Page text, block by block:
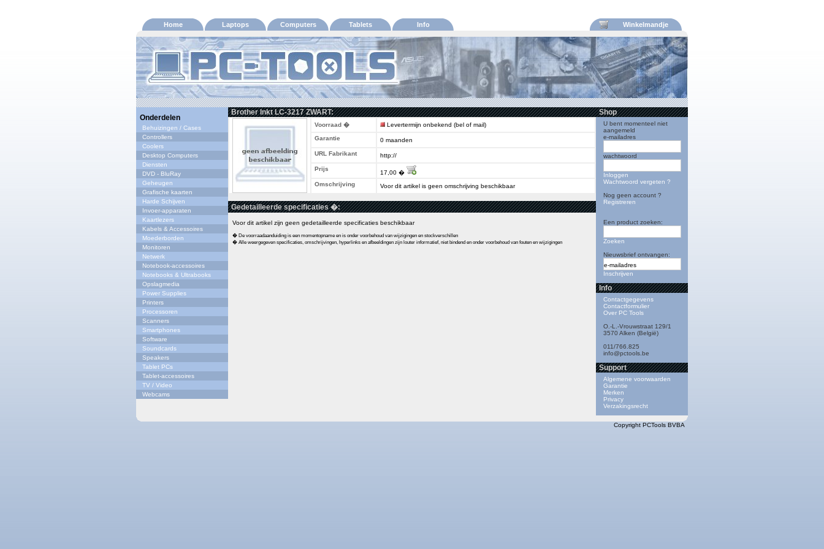
Home Laptops Computers Tablets Info Winkelmandje
Onderdelen
Behuizingen / Cases
Controllers
Coolers
Desktop Computers
Diensten
DVD - BluRay
Geheugen
Grafische kaarten
Harde Schijven
Invoer-apparaten
Kaartlezers
Kabels & Accessoires
Moederborden
Monitoren
Netwerk
Notebook-accessoires
Notebooks & Ultrabooks
Opslagmedia
Power Supplies
Printers
Processoren
Scanners
Smartphones
Software
Soundcards
Speakers
Tablet PCs
Tablet-accessoires
TV / Video
Webcams
Brother Inkt LC-3217 ZWART:
Voorraad �
Levertermijn onbekend (bel of mail)
Garantie
0 maanden
URL Fabrikant
http://
Prijs
17,00 �
Omschrijving
Voor dit artikel is geen omschrijving beschikbaar
Gedetailleerde specificaties �:
Voor dit artikel zijn geen gedetailleerde specificaties beschikbaar
� De voorraadaanduiding is een momentopname en is onder voorbehoud van wijzigingen en stockverschillen
� Alle weergegeven specificaties, omschrijvingen, hyperlinks en afbeeldingen zijn louter informatief, niet bindend en onder voorbehoud van fouten en wijzigingen
Shop
U bent momenteel niet
aangemeld
e-mailadres
wachtwoord
Inloggen
Wachtwoord vergeten ?
Nog geen account ?
Registreren
Een product zoeken:
Zoeken
Nieuwsbrief ontvangen:
Inschrijven
Info
Contactgegevens
Contactformulier
Over PC Tools
O.-L.-Vrouwstraat 129/1
3570 Alken (België)
011/766.825
info@pctools.be
Support
Algemene voorwaarden
Garantie
Merken
Privacy
Verzakingsrecht
Copyright PCTools BVBA